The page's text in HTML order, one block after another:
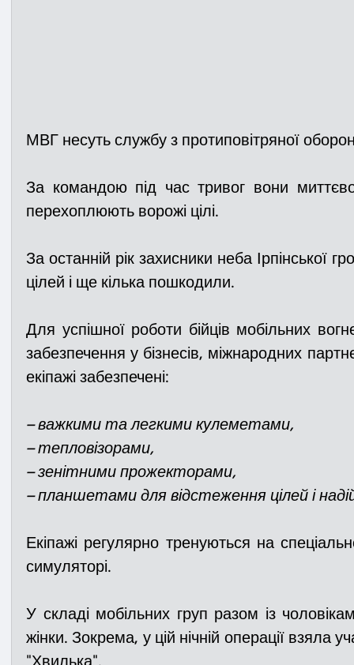
МВГ несуть службу з протиповітряної
За командою під час тривог вони
перехоплюють ворожі цілі.
За останній рік захисники неба Ірпінської
цілей і ще кілька пошкодили.
Для успішної роботи бійців мобільних
забезпечення у бізнесів, міжнародних
екіпажі забезпечені:
– важкими та легкими кулеметами,
– тепловізорами,
– зенітними прожекторами,
– планшетами для відстеження цілей і
Екіпажі регулярно тренуються на
симуляторі.
У складі мобільних груп разом із
жінки. Зокрема, у цій нічній операції взяла
"Хвилька".